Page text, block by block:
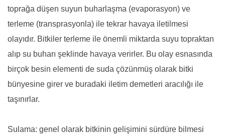
toprağa düşen suyun buharlaşma (evaporasyon) ve
terleme (transprasyonla) ile tekrar havaya iletilmesi
olayıdır. Bitkiler terleme ile önemli miktarda suyu topraktan
alıp su buharı şeklinde havaya verirler. Bu olay esnasında
birçok besin elementi de suda çözünmüş olarak bitki
bünyesine girer ve buradaki iletim demetleri aracılığı ile
taşınırlar.
Sulama: genel olarak bitkinin gelişimini sürdüre bilmesi